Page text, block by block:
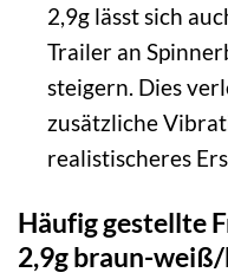
2,9g lässt sich
Trailer an
steigern. Dies
zusätzliche
realistischeres
Häufig gestellte
2,9g braun-